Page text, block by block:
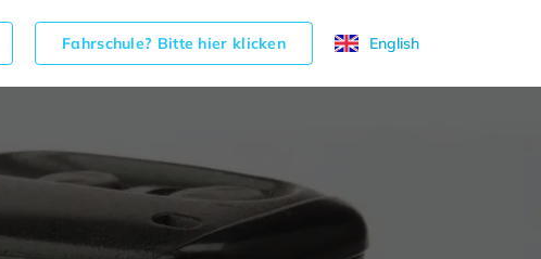
Fahrschule? Bitte hier klicken English